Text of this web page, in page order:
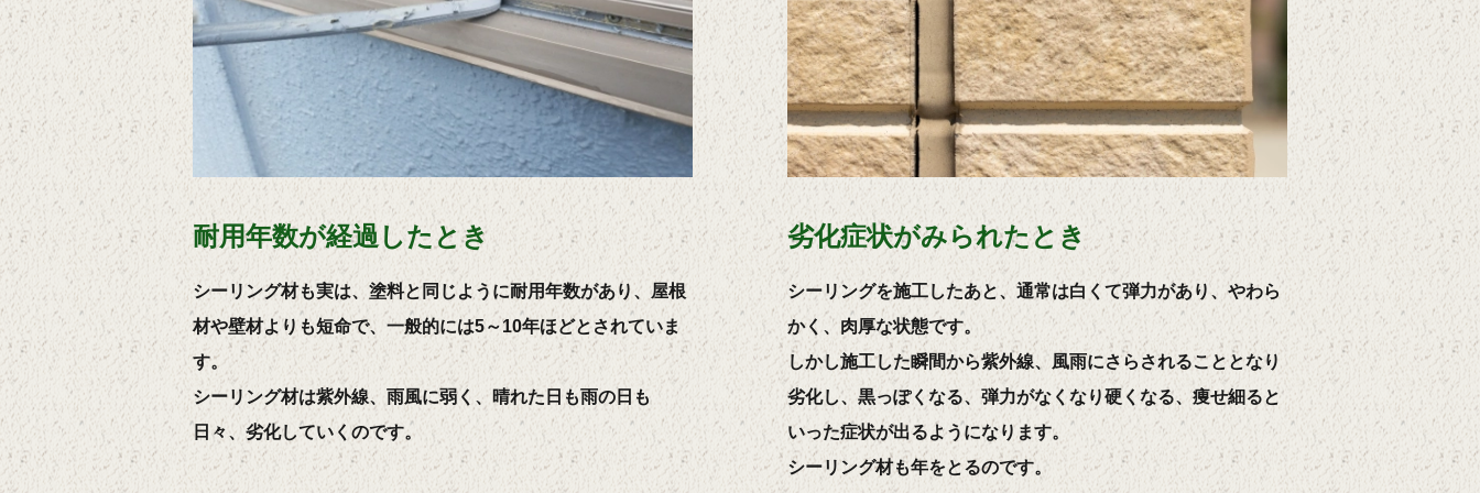
耐用年数が経過したとき
シーリング材も実は、塗料と同じように耐用年数があり、屋根
材や壁材よりも短命で、一般的には5～10年ほどとされていま
す。
シーリング材は紫外線、雨風に弱く、晴れた日も雨の日も
日々、劣化していくのです。
劣化症状がみられたとき
シーリングを施工したあと、通常は白くて弾力があり、やわら
かく、肉厚な状態です。
しかし施工した瞬間から紫外線、風雨にさらされることとなり
劣化し、黒っぽくなる、弾力がなくなり硬くなる、痩せ細ると
いった症状が出るようになります。
シーリング材も年をとるのです。